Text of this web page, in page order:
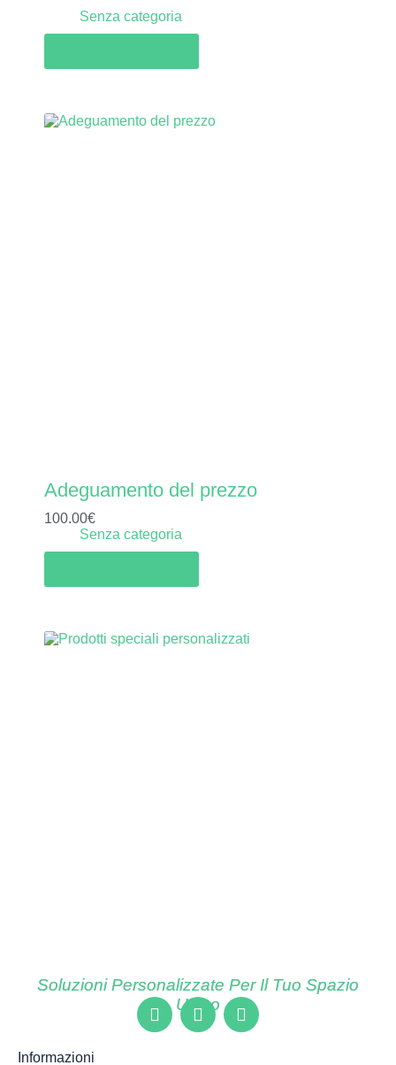
Senza categoria
Adeguamento del prezzo
100.00€
Senza categoria
Prodotti speciali personalizzati
Senza categoria
Soluzioni Personalizzate Per Il Tuo Spazio
Unico
Informazioni